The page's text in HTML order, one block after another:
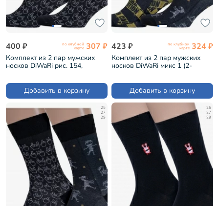
400 ₽ по клубной
карте 307 ₽
Комплект из 2 пар мужских
носков DiWaRi рис. 154,
Добавить в корзину
423 ₽ по клубной
карте 324 ₽
Комплект из 2 пар мужских
носков DiWaRi микс 1 (2-
Добавить в корзину
25
27
29
25
27
29